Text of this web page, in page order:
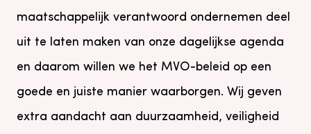
maatschappelijk verantwoord ondernemen deel
uit te laten maken van onze dagelijkse agenda
en daarom willen we het MVO-beleid op een
goede en juiste manier waarborgen. Wij geven
extra aandacht aan duurzaamheid, veiligheid